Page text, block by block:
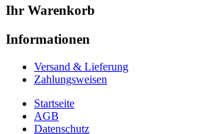
Ihr Warenkorb
Informationen
Versand & Lieferung
Zahlungsweisen
Startseite
AGB
Datenschutz